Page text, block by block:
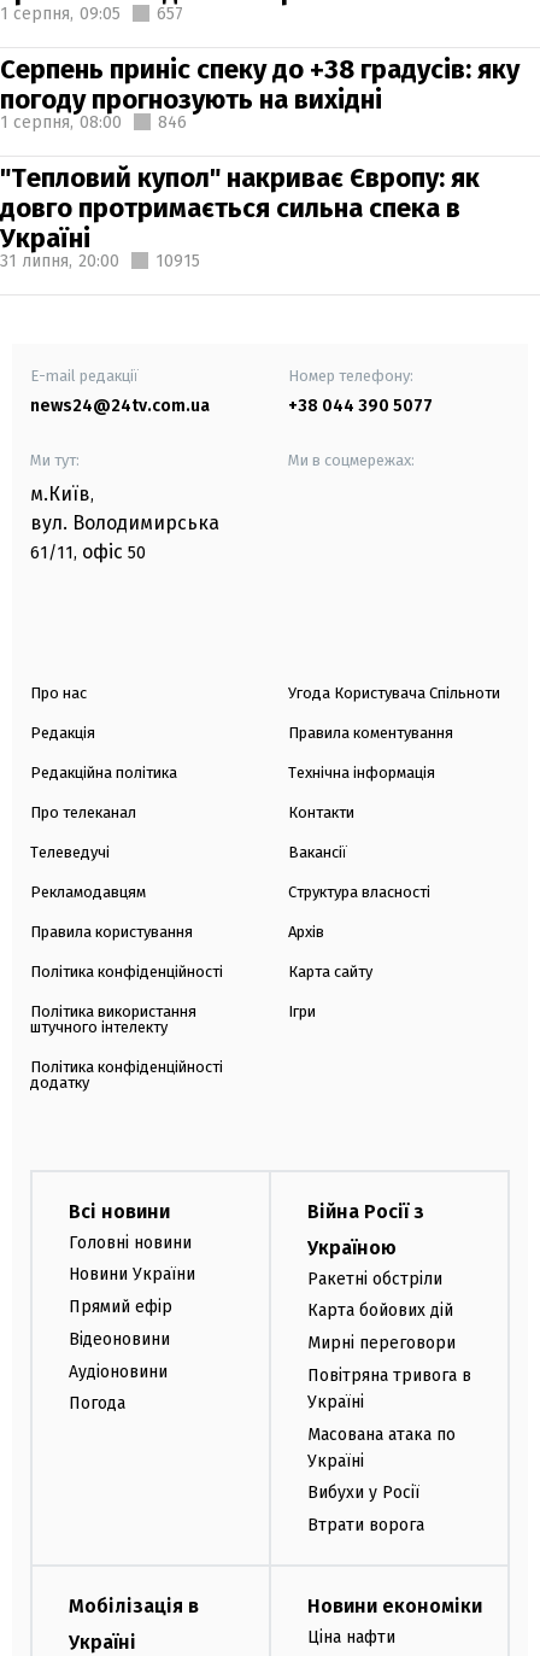
1 серпня, 09:05 657
Серпень приніс спеку до +38 градусів: яку
погоду прогнозують на вихідні
1 серпня, 08:00 846
"Тепловий купол" накриває Європу: як
довго протримається сильна спека в
Україні
31 липня, 20:00 10915
E-mail редакції
news24@24tv.com.ua
Номер телефону:
+38 044 390 5077
Ми тут:
м.Київ,
вул. Володимирська
61/11, офіс 50
Ми в соцмережах:
Про нас
Редакція
Редакційна політика
Про телеканал
Телеведучі
Рекламодавцям
Правила користування
Політика конфіденційності
Політика використання
штучного інтелекту
Політика конфіденційності
додатку
Угода Користувача Спільноти
Правила коментування
Технічна інформація
Контакти
Вакансії
Структура власності
Архів
Карта сайту
Ігри
Всі новини
Головні новини
Новини України
Прямий ефір
Відеоновини
Аудіоновини
Погода
Війна Росії з
Україною
Ракетні обстріли
Карта бойових дій
Мирні переговори
Повітряна тривога в
Україні
Масована атака по
Україні
Вибухи у Росії
Втрати ворога
Мобілізація в
Україні
Новини економіки
Ціна нафти